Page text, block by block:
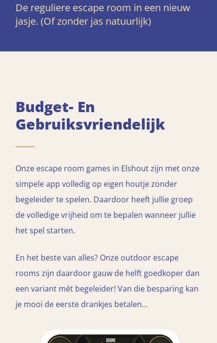
De reguliere escape room in een nieuw
jasje. (Of zonder jas natuurlijk)
Budget- En
Gebruiksvriendelijk
Onze escape room games in Elshout zijn met onze
simpele app volledig op eigen houtje zonder
begeleider te spelen. Daardoor heeft jullie groep
de volledige vrijheid om te bepalen wanneer jullie
het spel starten.
En het beste van alles? Onze outdoor escape
rooms zijn daardoor gauw de helft goedkoper dan
een variant mét begeleider! Van die besparing kan
je mooi de eerste drankjes betalen...